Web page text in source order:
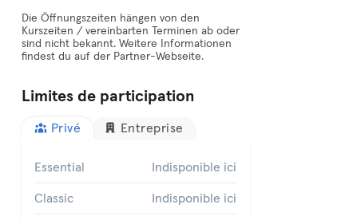
Die Öffnungszeiten hängen von den
Kurszeiten / vereinbarten Terminen ab oder
sind nicht bekannt. Weitere Informationen
findest du auf der Partner-Webseite.
Limites de participation
Privé Entreprise
Essential Indisponible ici
Classic Indisponible ici